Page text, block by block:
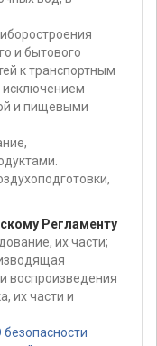
и бытового
к транспортным
исключением
и пищевыми
Регламенту
их части;
воспроизведения
их части и